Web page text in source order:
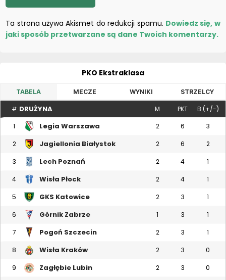
Ta strona używa Akismet do redukcji spamu. Dowiedz się, w
jaki sposób przetwarzane są dane Twoich komentarzy.
PKO Ekstraklasa
TABELA MECZE WYNIKI STRZELCY
# DRUŻYNA M PKT B (+/-)
1 Legia Warszawa 2 6 3
2 Jagiellonia Białystok 2 6 2
3 Lech Poznań 2 4 1
4 Wisła Płock 2 4 1
5 GKS Katowice 2 3 1
6 Górnik Zabrze 1 3 1
7 Pogoń Szczecin 2 3 1
8 Wisła Kraków 2 3 0
9 Zagłębie Lubin 2 3 0